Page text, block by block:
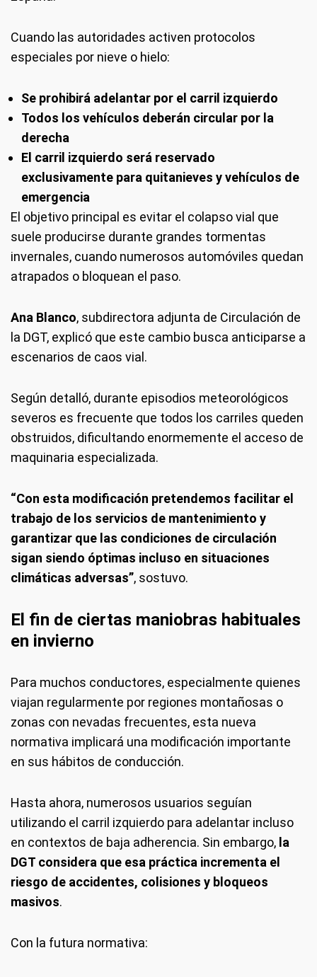
Cuando las autoridades activen protocolos
especiales por nieve o hielo:
Se prohibirá adelantar por el carril izquierdo
Todos los vehículos deberán circular por la
derecha
El carril izquierdo será reservado
exclusivamente para quitanieves y vehículos de
emergencia
El objetivo principal es evitar el colapso vial que
suele producirse durante grandes tormentas
invernales, cuando numerosos automóviles quedan
atrapados o bloquean el paso.
Ana Blanco, subdirectora adjunta de Circulación de
la DGT, explicó que este cambio busca anticiparse a
escenarios de caos vial.
Según detalló, durante episodios meteorológicos
severos es frecuente que todos los carriles queden
obstruidos, dificultando enormemente el acceso de
maquinaria especializada.
“Con esta modificación pretendemos facilitar el
trabajo de los servicios de mantenimiento y
garantizar que las condiciones de circulación
sigan siendo óptimas incluso en situaciones
climáticas adversas”, sostuvo.
El fin de ciertas maniobras habituales
en invierno
Para muchos conductores, especialmente quienes
viajan regularmente por regiones montañosas o
zonas con nevadas frecuentes, esta nueva
normativa implicará una modificación importante
en sus hábitos de conducción.
Hasta ahora, numerosos usuarios seguían
utilizando el carril izquierdo para adelantar incluso
en contextos de baja adherencia. Sin embargo, la
DGT considera que esa práctica incrementa el
riesgo de accidentes, colisiones y bloqueos
masivos.
Con la futura normativa: